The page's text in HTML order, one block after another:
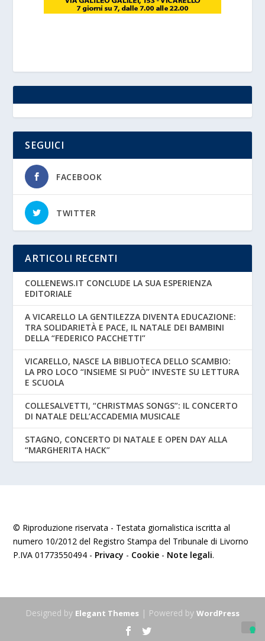
SEGUICI
FACEBOOK
TWITTER
ARTICOLI RECENTI
COLLENEWS.IT CONCLUDE LA SUA ESPERIENZA
EDITORIALE
A VICARELLO LA GENTILEZZA DIVENTA EDUCAZIONE:
TRA SOLIDARIETÀ E PACE, IL NATALE DEI BAMBINI
DELLA “FEDERICO PACCHETTI”
VICARELLO, NASCE LA BIBLIOTECA DELLO SCAMBIO:
LA PRO LOCO “INSIEME SI PUÒ” INVESTE SU LETTURA
E SCUOLA
COLLESALVETTI, “CHRISTMAS SONGS”: IL CONCERTO
DI NATALE DELL’ACCADEMIA MUSICALE
STAGNO, CONCERTO DI NATALE E OPEN DAY ALLA
“MARGHERITA HACK”
© Riproduzione riservata - Testata giornalistica iscritta al
numero 10/2012 del Registro Stampa del Tribunale di Livorno
P.IVA 01773550494 - Privacy - Cookie - Note legali.
Designed by Elegant Themes | Powered by WordPress